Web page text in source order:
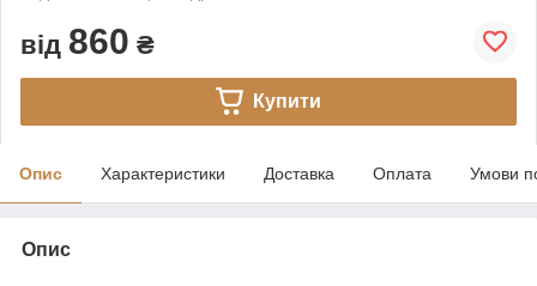
від 860 ₴
Купити
Опис Характеристики Доставка Оплата Умови
Опис